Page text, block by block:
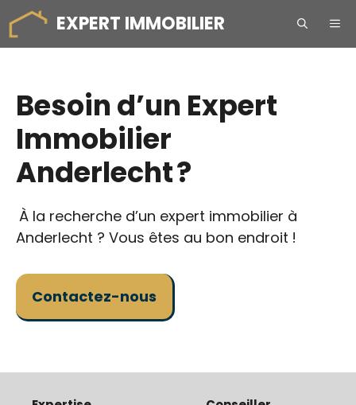
Aller
au
contenu
EXPERT IMMOBILIER
Besoin d’un Expert
Immobilier
Anderlecht ?
À la recherche d’un expert immobilier à
Anderlecht ? Vous êtes au bon endroit !
Contactez-nous